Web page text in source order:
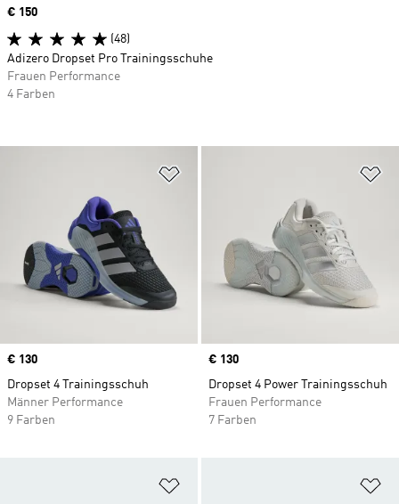
Zur Wunschliste hinzufügen
Price
€ 130
Dropset 4 Trainingsschuh
Männer Performance
9 Farben
Price
€ 130
Dropset 4 Power Trainingsschuh
Frauen Performance
7 Farben
Price
€ 150
(48)
Adizero Dropset Pro Trainingsschuhe
Frauen Performance
4 Farben